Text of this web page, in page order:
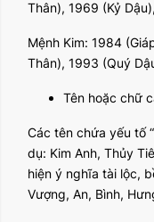
Thân), 1969 (Kỷ
Mệnh Kim: 1984
Thân), 1993 (Quý
Tên hoặc chữ
Các tên chứa yếu tố
dụ: Kim Anh, Thủy
hiện ý nghĩa tài lộc,
Vượng, An, Bình,